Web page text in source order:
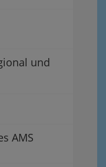
und
AMS